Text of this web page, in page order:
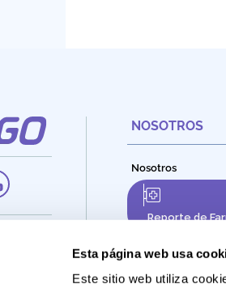
Esta página web usa
Este sitio web utiliza
NOSOTROS
Nosotros
Reporte de